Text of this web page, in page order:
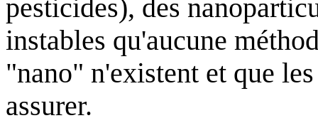
pesticides), des
instables qu'aucune
"nano" n'existent et que
assurer.